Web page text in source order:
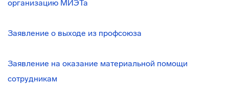
организацию МИЭТа
Заявление о выходе из профсоюза
Заявление на оказание материальной помощи
сотрудникам